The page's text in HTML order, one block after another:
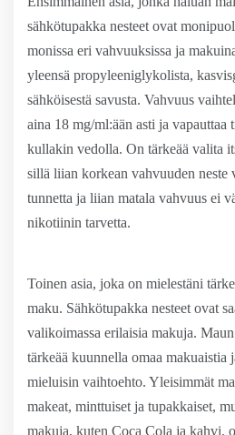
sähkötupakka nesteet ovat
monissa eri vahvuuksissa ja
yleensä propyleeniglykolista,
sähköisestä savusta. Vahvuus
aina 18 mg/ml:ään asti ja vapauttaa
kullakin vedolla. On tärkeää valita
sillä liian korkean vahvuuden neste
tunnetta ja liian matala vahvuus ei
nikotiinin tarvetta.
Toinen asia, joka on mielestäni
maku. Sähkötupakka nesteet ovat
valikoimassa erilaisia makuja.
tärkeää kuunnella omaa makuaistia
mieluisin vaihtoehto. Yleisimmät
makeat, minttuiset ja tupakkaiset,
makuja, kuten Coca Cola ja kahvi,